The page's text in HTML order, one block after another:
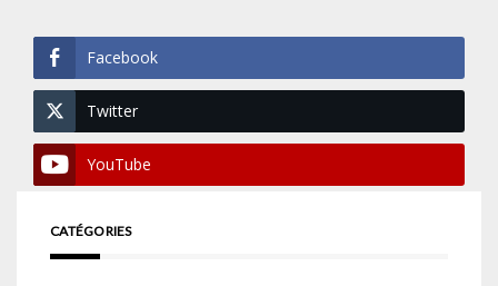
Facebook
Twitter
YouTube
CATÉGORIES